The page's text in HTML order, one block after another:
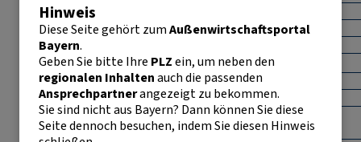
Warenursprung und Präferenzen
Warenverkehr innerhalb der EU
Allgemeines
Intrahandelsstatistik
Umsatzsteuer-
Identifikationsnummer
Einfuhr (Import)
Land (country) Mio €
2024/
2025
Hinweis
Diese Seite gehört zumAußenwirtschaftsportal
Bayern.
Geben Sie bitte Ihre PLZein, um neben den
regionalen Inhaltenauch die passenden
Ansprechpartnerangezeigt zu bekommen.
Sie sind nicht aus Bayern? Dann können Sie diese
Seite dennoch besuchen, indem Sie diesen Hinweis